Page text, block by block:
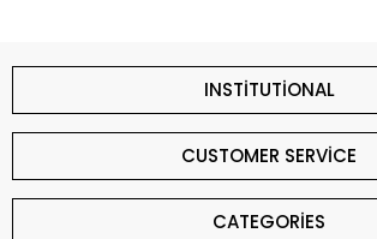
INSTİTUTİONAL
CUSTOMER SERVİCE
CATEGORİES